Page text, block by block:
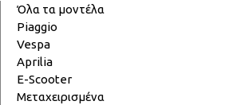
Όλα τα μοντέλα
Piaggio
Vespa
Aprilia
E-Scooter
Μεταχειρισμένα